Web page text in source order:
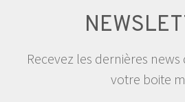
Recevez les dernières
votre boite